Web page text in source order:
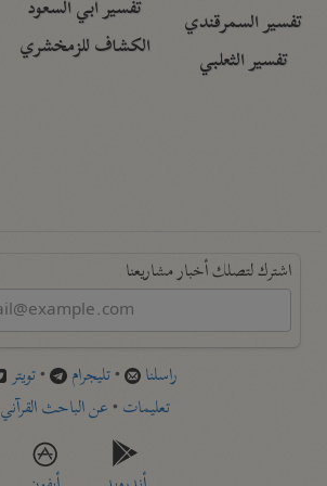
تفسير السمرقندي
تفسير الثعلبي
تفسير أبي السعود
الكشاف للزمخشري
اشترك لتصلك أخبار مشاريعنا
راسلنا •تليجرام •تويتر
تعليمات •عن الباحث القرآني